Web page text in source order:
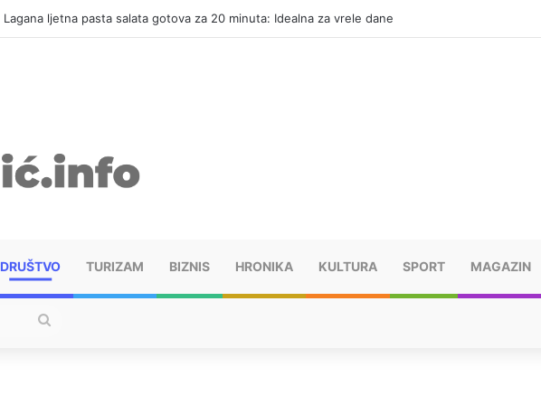
Lagana ljetna pasta salata gotova za 20 minuta: Idealna za vrele dane
DRUŠTVO TURIZAM BIZNIS HRONIKA KULTURA SPORT MAGAZIN